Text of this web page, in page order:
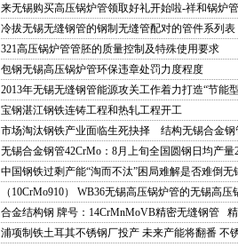
来无锡购买高压锅炉管领取好礼开始啦-祥和锅炉
冷拔无锡无缝钢管的钢制无缝管配对的管件系列表
321高压锅炉管管胚的质量控制及特殊使用要求
包钢无锡高压锅炉管环保违章处罚力度程度
2013年无锡无缝钢管能源攻关工作着力打造“节能
宝钢湛江钢铁连铸工程和热轧工程开工
市场淘汰钢铁产业面临生死抉择 结构无锡合金钢
无锡合金钢管42CrMo：8月上旬全国圆钢日均产量
中国钢铁过剩产能“淘而不汰”困局难解是否难倒无
（10CrMo910） WB36无锡高压锅炉管的无锡高压
合金结构钢 牌号：14CrMnMoVB精密无缝钢管
浦项制铁土耳其不锈钢厂投产 未来产能将翻番 不